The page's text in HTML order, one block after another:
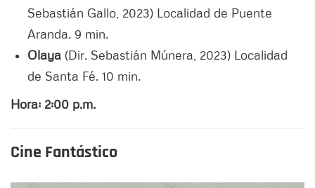
Sebastián Gallo, 2023) Localidad de Puente
Aranda. 9 min.
Olaya (Dir. Sebastián Múnera, 2023) Localidad
de Santa Fé. 10 min.
Hora: 2:00 p.m.
Cine Fantástico